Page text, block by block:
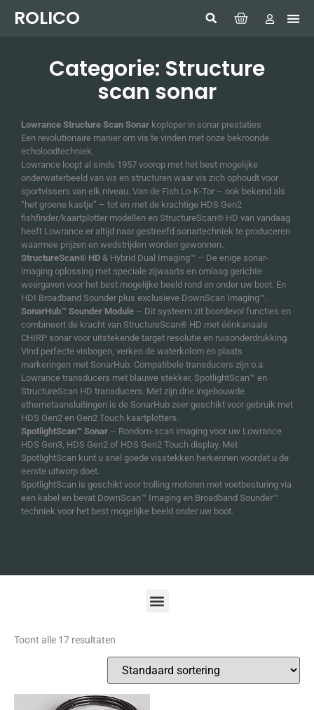
ROLICO
Categorie: Structure
scan sonar
Lowrance Structure Scan Sonar koploper in sonar prestaties
Een revolutionaire manier om vis te vinden met onze bekroonde
echoloodtechniek.
Lowrance loopt al sinds 1957 voorop met het best mogelijke
onderwaterbeeld van vis en structuren waar vis zich ophoudt voor
sportvissers van elk niveau. Van de Fish Lo-K-Tor – ook bekend als
“het groene kastje” – tot en met de krachtige HDS Gen2
fishfinder/kaartplotter modellen en StructureScan® HD van vandaag
heeft Lowrance er altijd naar gestreefd sonartechniek te produceren
waarmee prijzen en wedstrijden worden gewonnen.
StructureScan® HD & Hybrid Dual Imaging™ – De enige sonar-
imaging oplossing met speciale zijwaarts en omlaag gerichte
weergaven voor het best mogelijke beeld rond en onder uw boot. En
HDI Broadband Sounder plus exclusieve DownScan Imaging™.
SonarHub™ Sounder Module – Dit systeem zit boordevol functies en
combineert de kracht van StructureScan® HD met éénkanaals
CHIRP sonar voor uitstekende target resolutie en ruisonderdrukking.
Vind perfecte visbogen, verken de waterkolom en plaats
markeringen met SonarHub. Compatibele transducers zijn o.a.
Lowrance transducers met blauwe stekker, SpotlightScan™ en
StructureScan HD transducers. Met zijn drie ingebouwde
ethernetaansluitingen is de SonarHub zeer geschikt voor gebruik met
HDS Gen2 en Gen2 Touch kaartplotters.
SpotlightScan™ Sonar – Rondom-scan imaging voor uw Lowrance
HDS Gen3, HDS Gen2 of HDS Gen2 Touch display. Met
SpotlightScan kunt u snel goede visstekken herkennen voordat u de
eerste uitworp doet.
SpotlightScan is geschikt voor trolling motoren met voetbesturing via
een kabel en bevat DownScan™ Imaging en Broadband Sounder™
techniek voor het best mogelijke beeld onder uw boot.
Toont alle 17 resultaten